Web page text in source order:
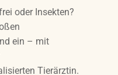
oder Insekten?
ein – mit
Tierärztin.